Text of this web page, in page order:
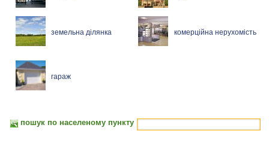
земельна ділянка комерційна нерухомість
гараж
пошук по населеному пункту